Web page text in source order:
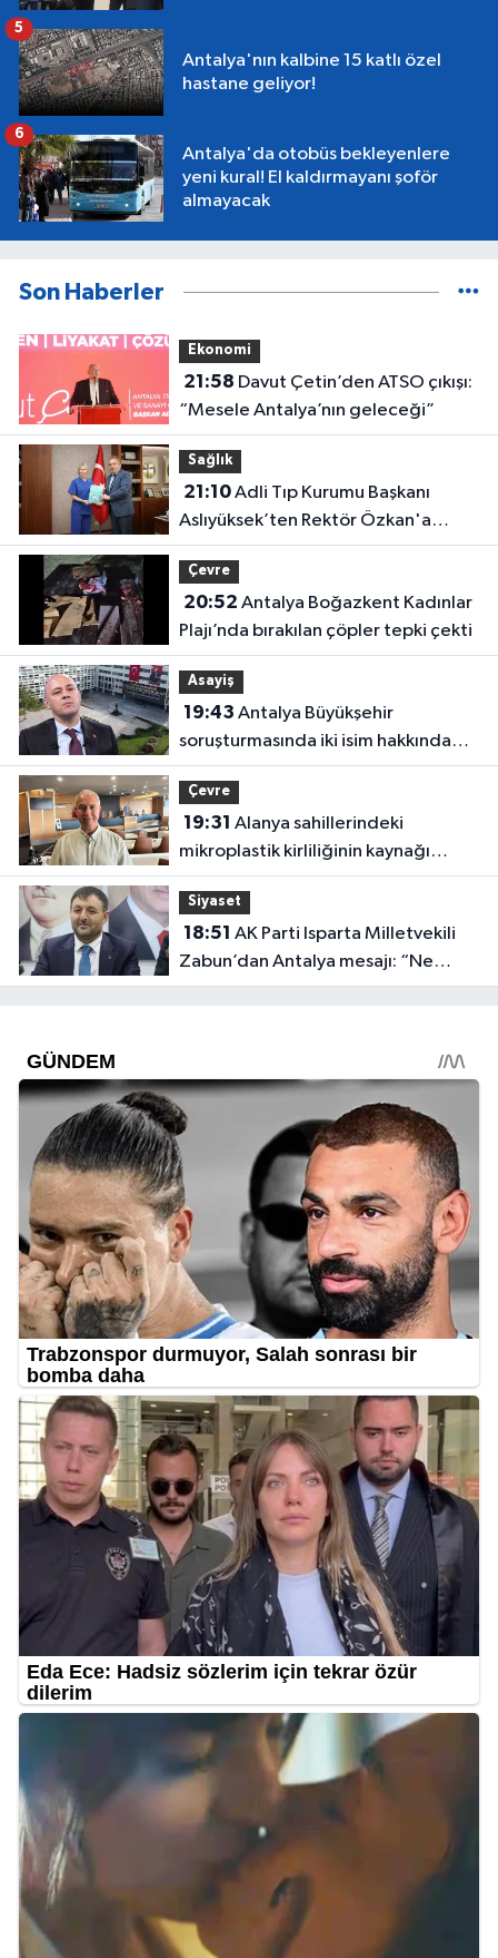
Antalya'nın kalbine 15 katlı özel
hastane geliyor!
5
Antalya'da otobüs bekleyenlere
yeni kural! El kaldırmayanı şoför
almayacak
6
Son Haberler
Ekonomi
21:58
“Mesele Antalya’nın geleceği”
Sağlık
21:10Adli Tıp Kurumu Başkanı
Aslıyüksek’ten Rektör Özkan'a
davet
Çevre
20:52
Plajı’nda bırakılan çöpler tepki çekti
Asayiş
19:43
soruşturmasında iki isim hakkında
yeni karar
Çevre
19:31
mikroplastik kirliliğinin kaynağı
açıklandı
Siyaset
18:51
Zabun’dan Antalya mesajı: “Ne
dediysek o”